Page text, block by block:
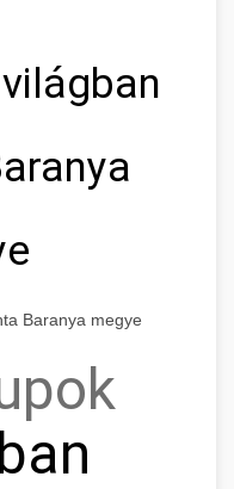
Baranya megye